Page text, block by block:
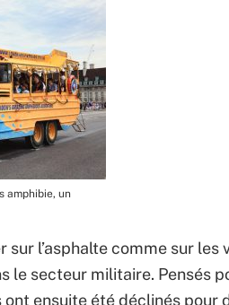
amphibie, un
sur l’asphalte comme sur les
le secteur militaire. Pensés
ensuite été déclinés pour